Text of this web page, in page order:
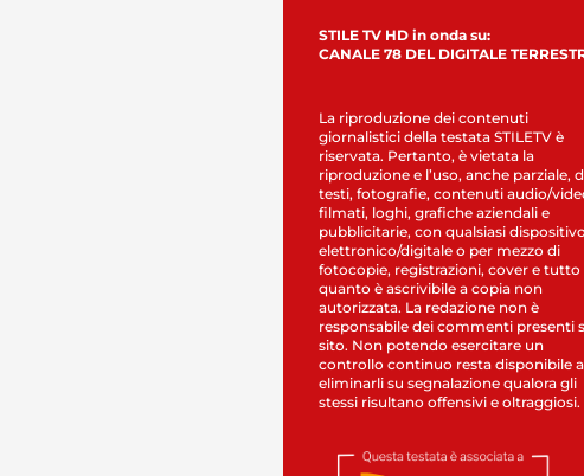
STILE TV HD in onda su:
CANALE 78 DEL DIGITALE
La riproduzione dei contenuti
giornalistici della testata STILETV è
riservata. Pertanto, è vietata la
riproduzione e l’uso, anche parziale,
testi, fotografie, contenuti audio/
filmati, loghi, grafiche aziendali e
pubblicitarie, con qualsiasi dispositivo
elettronico/digitale o per mezzo di
fotocopie, registrazioni, cover e tutto
quanto è ascrivibile a copia non
autorizzata. La redazione non è
responsabile dei commenti presenti
sito. Non potendo esercitare un
controllo continuo resta disponibile
eliminarli su segnalazione qualora gli
stessi risultano offensivi e oltraggiosi.